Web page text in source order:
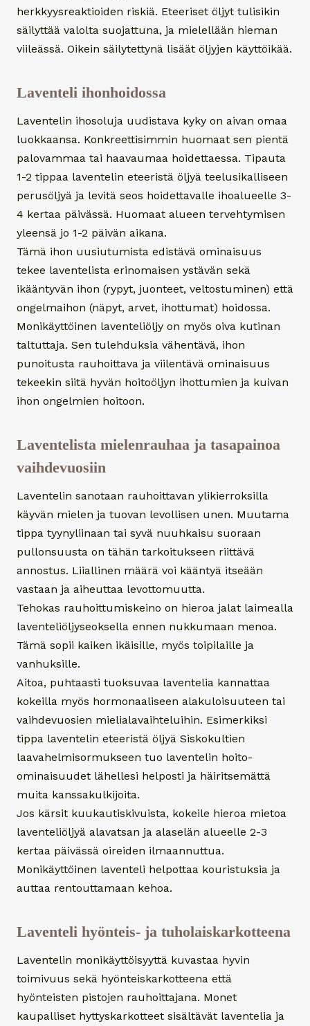
herkkyysreaktioiden riskiä. Eteeriset öljyt tulisikin
säilyttää valolta suojattuna, ja mielellään hieman
viileässä. Oikein säilytettynä lisäät öljyjen käyttöikää.
Laventeli ihonhoidossa
Laventelin ihosoluja uudistava kyky on aivan omaa
luokkaansa. Konkreettisimmin huomaat sen pientä
palovammaa tai haavaumaa hoidettaessa. Tipauta
1-2 tippaa laventelin eteeristä öljyä teelusikalliseen
perusöljyä ja levitä seos hoidettavalle ihoalueelle 3-
4 kertaa päivässä. Huomaat alueen tervehtymisen
yleensä jo 1-2 päivän aikana.
Tämä ihon uusiutumista edistävä ominaisuus
tekee laventelista erinomaisen ystävän sekä
ikääntyvän ihon (rypyt, juonteet, veltostuminen) että
ongelmaihon (näpyt, arvet, ihottumat) hoidossa.
Monikäyttöinen laventeliöljy on myös oiva kutinan
taltuttaja. Sen tulehduksia vähentävä, ihon
punoitusta rauhoittava ja viilentävä ominaisuus
tekeekin siitä hyvän hoitoöljyn ihottumien ja kuivan
ihon ongelmien hoitoon.
Laventelista mielenrauhaa ja tasapainoa
vaihdevuosiin
Laventelin sanotaan rauhoittavan ylikierroksilla
käyvän mielen ja tuovan levollisen unen. Muutama
tippa tyynyliinaan tai syvä nuuhkaisu suoraan
pullonsuusta on tähän tarkoitukseen riittävä
annostus. Liiallinen määrä voi kääntyä itseään
vastaan ja aiheuttaa levottomuutta.
Tehokas rauhoittumiskeino on hieroa jalat laimealla
laventeliöljyseoksella ennen nukkumaan menoa.
Tämä sopii kaiken ikäisille, myös toipilaille ja
vanhuksille.
Aitoa, puhtaasti tuoksuvaa laventelia kannattaa
kokeilla myös hormonaaliseen alakuloisuuteen tai
vaihdevuosien mielialavaihteluihin. Esimerkiksi
tippa laventelin eteeristä öljyä Siskokultien
laavahelmisormukseen tuo laventelin hoito-
ominaisuudet lähellesi helposti ja häiritsemättä
muita kanssakulkijoita.
Jos kärsit kuukautiskivuista, kokeile hieroa mietoa
laventeliöljyä alavatsan ja alaselän alueelle 2-3
kertaa päivässä oireiden ilmaannuttua.
Monikäyttöinen laventeli helpottaa kouristuksia ja
auttaa rentouttamaan kehoa.
Laventeli hyönteis- ja tuholaiskarkotteena
Laventelin monikäyttöisyyttä kuvastaa hyvin
toimivuus sekä hyönteiskarkotteena että
hyönteisten pistojen rauhoittajana. Monet
kaupalliset hyttyskarkotteet sisältävät laventelia ja